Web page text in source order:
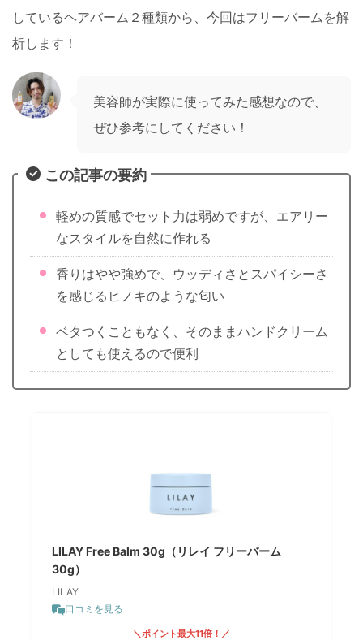
しているヘアバーム２種類から、今回はフリーバームを解
析します！
美容師が実際に使ってみた感想なので、
ぜひ参考にしてください！
この記事の要約
軽めの質感でセット力は弱めですが、エアリー
なスタイルを自然に作れる
香りはやや強めで、ウッディさとスパイシーさ
を感じるヒノキのような匂い
ベタつくこともなく、そのままハンドクリーム
としても使えるので便利
LILAY Free Balm 30g（リレイ フリーバーム
30g）
LILAY
口コミを見る
＼ポイント最大11倍！／